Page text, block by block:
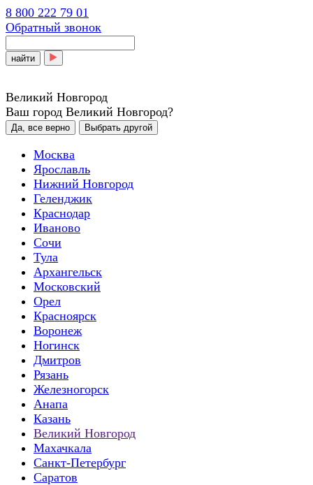
8 800 222 79 01
Обратный звонок
найти
Великий Новгород
Ваш город Великий Новгород?
Да, все верно Выбрать другой
Москва
Ярославль
Нижний Новгород
Геленджик
Краснодар
Иваново
Сочи
Тула
Архангельск
Московский
Орел
Красноярск
Воронеж
Ногинск
Дмитров
Рязань
Железногорск
Анапа
Казань
Великий Новгород
Махачкала
Санкт-Петербург
Саратов